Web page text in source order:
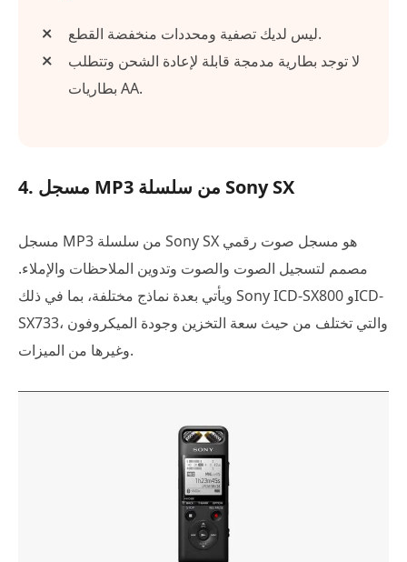
ليس لديك تصفية ومحددات منخفضة القطع.
لا توجد بطارية مدمجة قابلة لإعادة الشحن وتتطلب
بطاريات AA.
4. مسجل MP3 من سلسلة Sony SX
مسجل MP3 من سلسلة Sony SX هو مسجل صوت رقمي
مصمم لتسجيل الصوت والصوت وتدوين الملاحظات والإملاء.
ويأتي بعدة نماذج مختلفة، بما في ذلك Sony ICD-SX800 وICD-
SX733، والتي تختلف من حيث سعة التخزين وجودة الميكروفون
وغيرها من الميزات.